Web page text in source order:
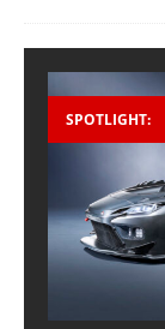
SPOTLIGHT: